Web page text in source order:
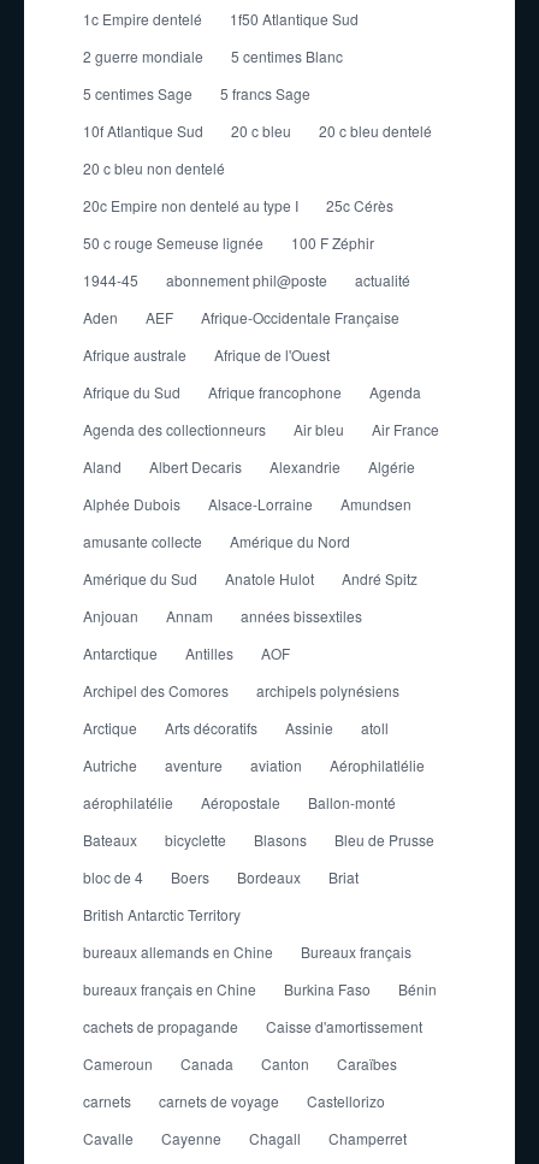
1c Empire dentelé
1f50 Atlantique Sud
2 guerre mondiale
5 centimes Blanc
5 centimes Sage
5 francs Sage
10f Atlantique Sud
20 c bleu
20 c bleu dentelé
20 c bleu non dentelé
20c Empire non dentelé au type I
25c Cérès
50 c rouge Semeuse lignée
100 F Zéphir
1944-45
abonnement phil@poste
actualité
Aden
AEF
Afrique-Occidentale Française
Afrique australe
Afrique de l'Ouest
Afrique du Sud
Afrique francophone
Agenda
Agenda des collectionneurs
Air bleu
Air France
Aland
Albert Decaris Alexandrie
Algérie
Alphée Dubois
Alsace-Lorraine
Amundsen
amusante collecte
Amérique du Nord
Amérique du Sud
Anatole Hulot
André Spitz
Anjouan
Annam
années bissextiles
Antarctique
Antilles
AOF
Archipel des Comores
archipels polynésiens
Arctique
Arts décoratifs Assinie
atoll
Autriche
aventure aviation
Aérophilatlélie
aérophilatélie
Aéropostale
Ballon-monté
Bateaux
bicyclette Blasons
Bleu de Prusse
bloc de 4
Boers Bordeaux
Briat
British Antarctic Territory
bureaux allemands en Chine
Bureaux français
bureaux français en Chine
Burkina Faso
Bénin
cachets de propagande
Caisse d'amortissement
Cameroun
Canada Canton
Caraïbes
carnets
carnets de voyage
Castellorizo
Cavalle
Cayenne Chagall
Champerret